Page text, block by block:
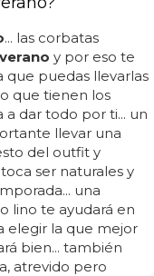
... las corbatas
verano y por eso te
que puedas llevarlas
que tienen los
a dar todo por ti... un
llevar una
del outfit y
ser naturales y
una
lino te ayudará en
elegir la que mejor
bien... también
atrevido pero